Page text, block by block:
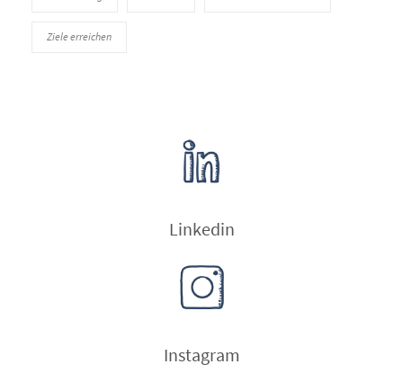
Ziele erreichen
Linkedin
Instagram